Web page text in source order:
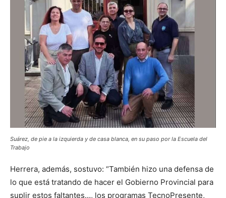
Suárez, de pie a la izquierda y de casa blanca, en su paso por la Escuela del
Trabajo
Herrera, además, sostuvo: “También hizo una defensa de
lo que está tratando de hacer el Gobierno Provincial para
suplir estos faltantes…, los programas TecnoPresente,